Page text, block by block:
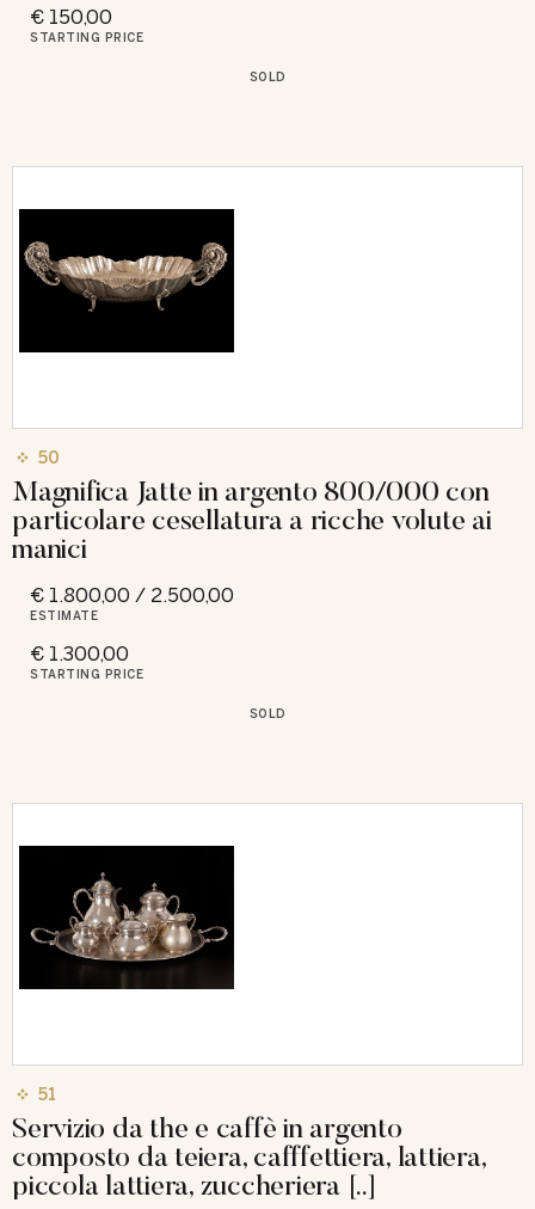
€ 150,00
STARTING PRICE
SOLD
50
Magnifica Jatte in argento 800/000 con
particolare cesellatura a ricche volute ai
manici
€ 1.800,00 / 2.500,00
ESTIMATE
€ 1.300,00
STARTING PRICE
SOLD
51
Servizio da the e caffè in argento
composto da teiera, cafffettiera, lattiera,
piccola lattiera, zuccheriera [..]